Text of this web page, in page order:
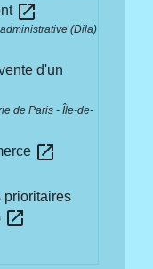
open_in_new
(Dila)
d'un
de Paris - Île-de-
open_in_new
prioritaires
open_in_new